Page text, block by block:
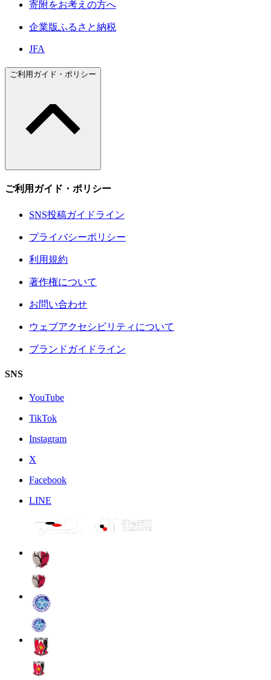
寄附をお考えの方へ
企業版ふるさと納税
JFA
ご利用ガイド・ポリシー
ご利用ガイド・ポリシー
SNS投稿ガイドライン
プライバシーポリシー
利用規約
著作権について
お問い合わせ
ウェブアクセシビリティについて
ブランドガイドライン
SNS
YouTube
TikTok
Instagram
X
Facebook
LINE